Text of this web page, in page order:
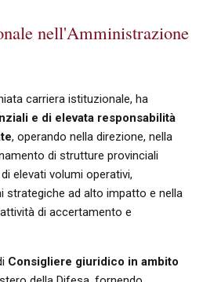
nell'Amministrazione
carriera istituzionale, ha
e di elevata responsabilità
, operando nella direzione, nella
di strutture provinciali
elevati volumi operativi,
strategiche ad alto impatto e nella
di accertamento e
Consigliere giuridico in ambito